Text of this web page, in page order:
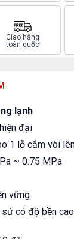
Giao hàng
toàn quốc
lạnh
đại
1 lỗ cắm vòi
~ 0.75 MPa
vững
sứ có độ bền cao